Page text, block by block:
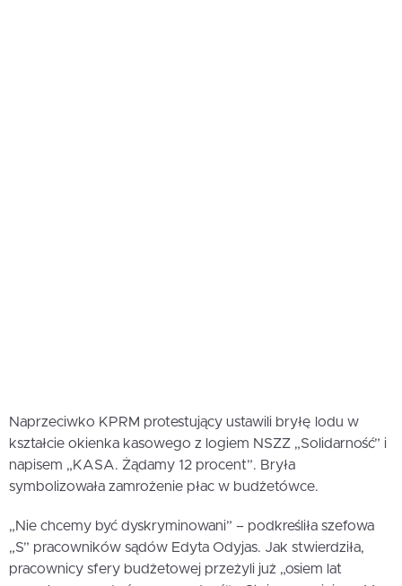
Naprzeciwko KPRM protestujący ustawili bryłę lodu w
kształcie okienka kasowego z logiem NSZZ „Solidarność” i
napisem „KASA. Żądamy 12 procent”. Bryła
symbolizowała zamrożenie płac w budżetówce.
„Nie chcemy być dyskryminowani” – podkreśliła szefowa
„S” pracowników sądów Edyta Odyjas. Jak stwierdziła,
pracownicy sfery budżetowej przeżyli już „osiem lat